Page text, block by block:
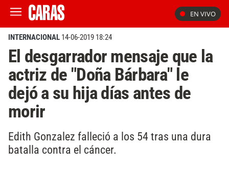
EN VIVO
INTERNACIONAL 14-06-2019 18:24
El desgarrador mensaje que la
actriz de "Doña Bárbara" le
dejó a su hija días antes de
morir
Edith Gonzalez falleció a los 54 tras una dura
batalla contra el cáncer.